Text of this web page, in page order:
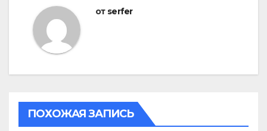
от serfer
ПОХОЖАЯ ЗАПИСЬ